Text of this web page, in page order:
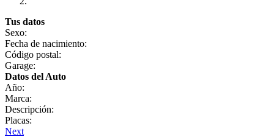
Tus datos
Sexo:
Fecha de nacimiento:
Código postal:
Garage:
Datos del Auto
Año:
Marca:
Descripción:
Placas:
Next